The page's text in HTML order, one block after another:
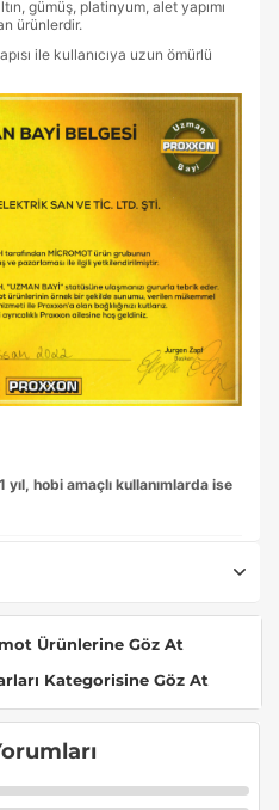
gümüş, platinyum, alet yapımı
ürünlerdir.
ile kullanıcıya uzun ömürlü
hobi amaçlı kullanımlarda ise
Ürünlerine Göz At
Kategorisine Göz At